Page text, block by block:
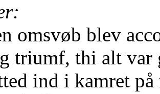
omsvøb blev
triumf, thi alt var
ind i kamret